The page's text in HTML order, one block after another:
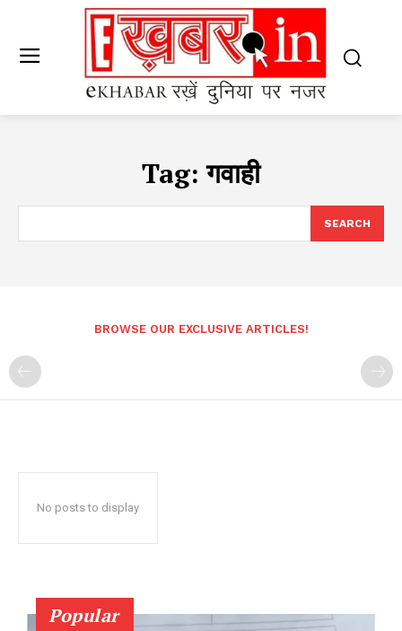
Tag:गवाही
SEARCH
BROWSE OUR EXCLUSIVE ARTICLES!
No posts to display
Popular